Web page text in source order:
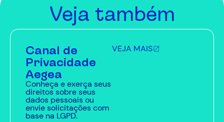
Veja também
Canal de
Privacidade
Aegea
Conheça e exerça seus
direitos sobre seus
dados pessoais ou
envie solicitações com
base na LGPD.
VEJA MAIS